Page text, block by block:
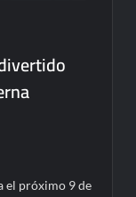
el próximo 9 de